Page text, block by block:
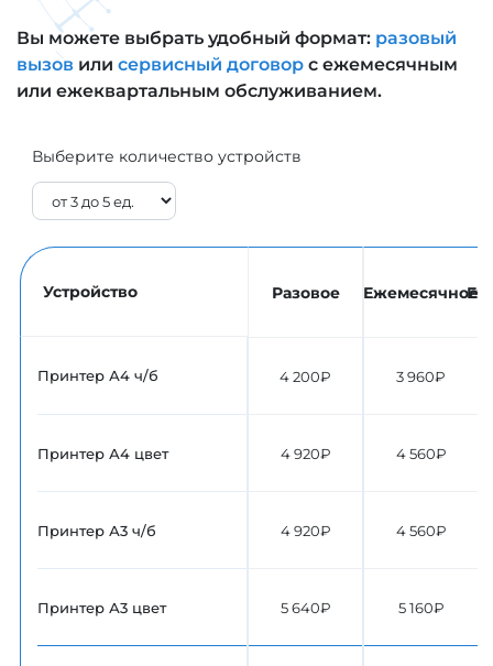
Вы можете выбрать удобный формат: разовый
вызов или сервисный договор с ежемесячным
или ежеквартальным обслуживанием.
Выберите количество устройств
Устройство
Принтер А4 ч/б
Принтер А4 цвет
Принтер А3 ч/б
Принтер А3 цвет
Разовое
4 200₽
4 920₽
4 920₽
5 640₽
Ежемесячное
3 960₽
4 560₽
4 560₽
5 160₽